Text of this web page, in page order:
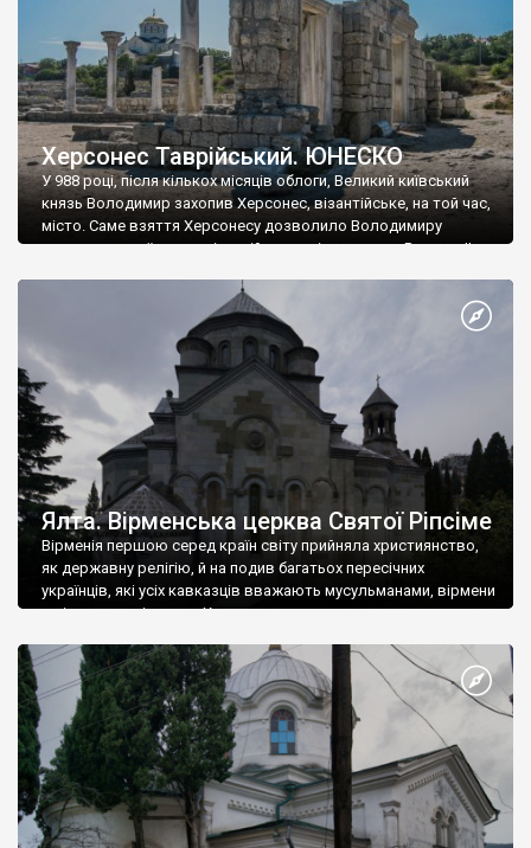
Херсонес Таврійський. ЮНЕСКО
У 988 році, після кількох місяців облоги, Великий київський
князь Володимир захопив Херсонес, візантійське, на той час,
місто. Саме взяття Херсонесу дозволило Володимиру
диктувати свої умови візантійському імператору Василю ІІ, та
Херсонесі Володимир-язичник, став Василем-християнином.
А потім було Хрещення Русі. На честь Херсонесу Таврійського
Ялта. Вірменська церква Святої Ріпсіме
Вірменія першою серед країн світу прийняла християнство,
як державну релігію, й на подив багатьох пересічних
українців, які усіх кавказців вважають мусульманами, вірмени
є відданими вірянами Христа